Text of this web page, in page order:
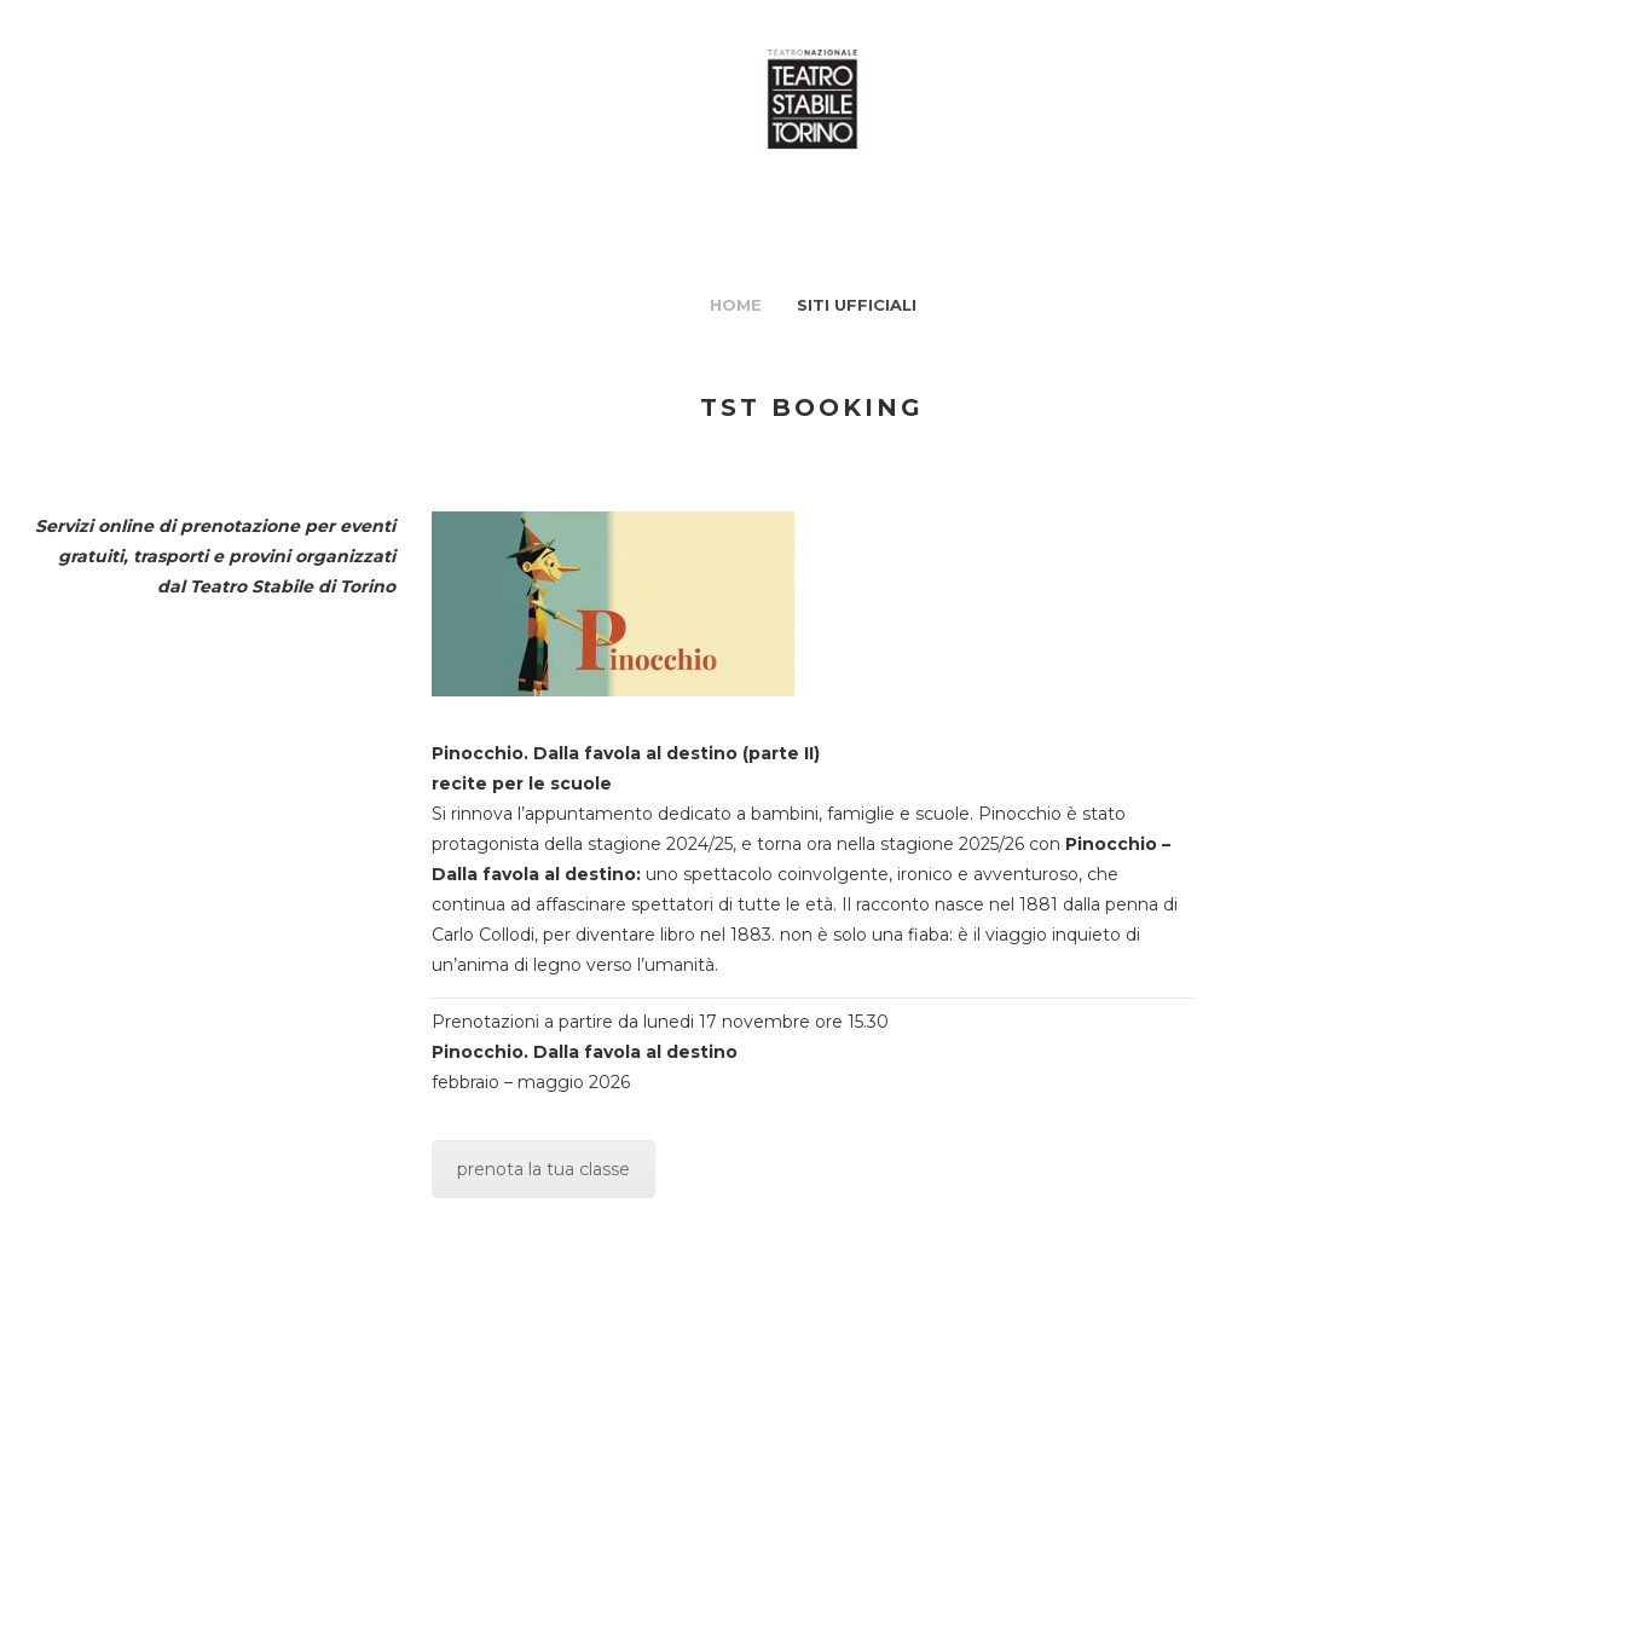
HOME SITI UFFICIALI
TST BOOKING
Servizi online di prenotazione per eventi
gratuiti, trasporti e provini organizzati
dal Teatro Stabile di Torino
Pinocchio. Dalla favola al destino (parte II)
recite per le scuole
Si rinnova l’appuntamento dedicato a bambini, famiglie e scuole. Pinocchio è stato
protagonista della stagione 2024/25, e torna ora nella stagione 2025/26 con Pinocchio –
Dalla favola al destino:uno spettacolo coinvolgente, ironico e avventuroso, che
continua ad affascinare spettatori di tutte le età. Il racconto nasce nel 1881 dalla penna di
Carlo Collodi, per diventare libro nel 1883. non è solo una fiaba: è il viaggio inquieto di
un’anima di legno verso l’umanità.
Prenotazioni a partire da lunedi 17 novembre ore 15.30
Pinocchio. Dalla favola al destino
febbraio – maggio 2026
prenota la tua classe